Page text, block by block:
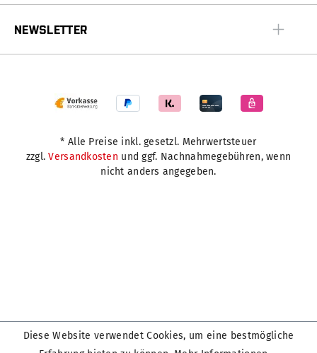
NEWSLETTER
* Alle Preise inkl. gesetzl. Mehrwertsteuer
zzgl.Versandkosten und ggf. Nachnahmegebühren, wenn
nicht anders angegeben.
Diese Website verwendet Cookies, um eine bestmögliche